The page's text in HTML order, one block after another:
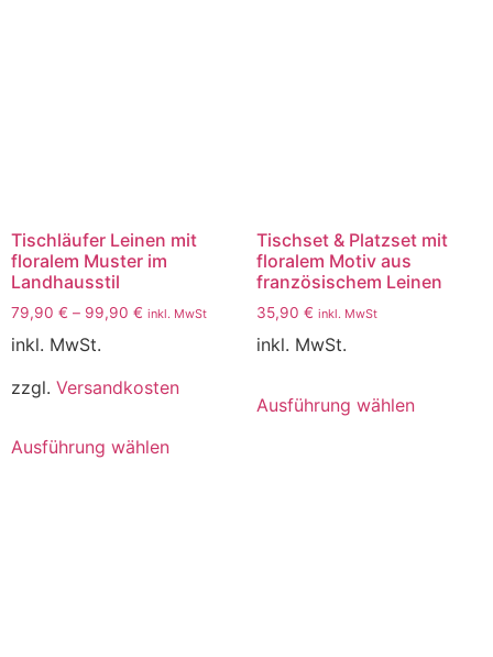
Tischläufer Leinen mit
floralem Muster im
Landhausstil
79,90 € – 99,90 € inkl. MwSt
inkl. MwSt.
zzgl. Versandkosten
Ausführung wählen
Tischset & Platzset mit
floralem Motiv aus
französischem Leinen
35,90 € inkl. MwSt
inkl. MwSt.
Ausführung wählen